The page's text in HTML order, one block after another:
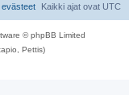
Kaikki ajat ovat UTC
evästeet
© phpBB Limited
Pettis)